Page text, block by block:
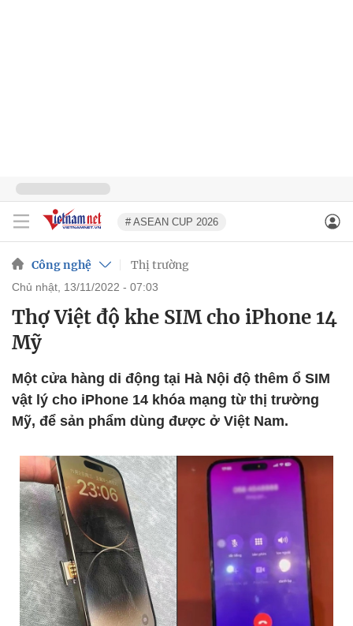
# ASEAN CUP 2026
Công nghệ Thị trường
chủ nhật, 13/11/2022 - 07:03
Thợ Việt độ khe SIM cho iPhone 14
Mỹ
Một cửa hàng di động tại Hà Nội độ thêm ổ SIM
vật lý cho iPhone 14 khóa mạng từ thị trường
Mỹ, để sản phẩm dùng được ở Việt Nam.